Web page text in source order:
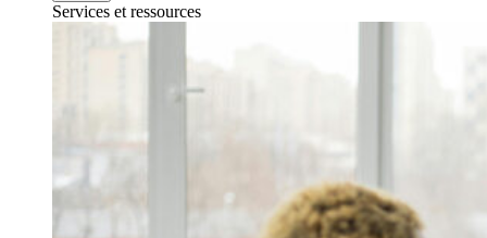
Services et ressources